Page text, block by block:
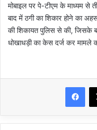
मोबाइल पर पे-टीएम के माध्यम से
बाद में ठगी का शिकार होने का
की शिकायत पुलिस से की, जिसके
धोखाधड़ी का केस दर्ज कर मामले